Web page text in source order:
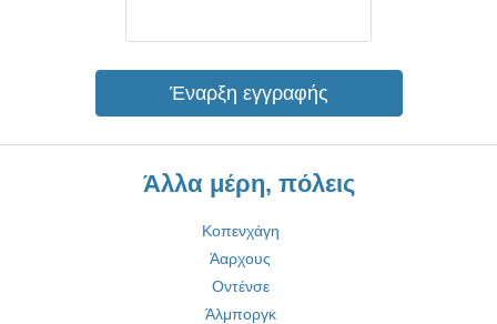
Έναρξη εγγραφής
Άλλα μέρη, πόλεις
Κοπενχάγη
Άαρχους
Οντένσε
Άλμποργκ